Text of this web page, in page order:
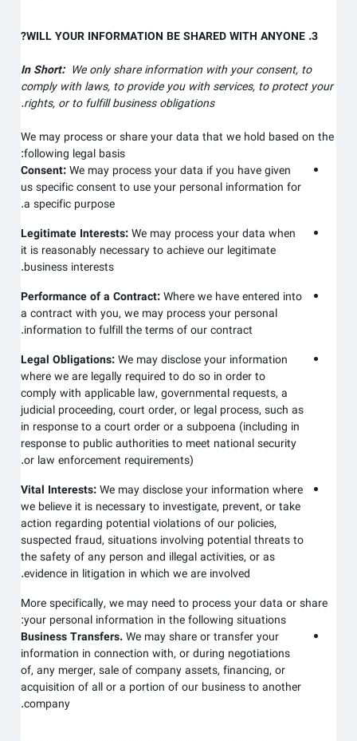
In Short:We only share information with your consent, to
comply with laws, to provide you with services, to protect your
rights, or to fulfill business obligations.
We may process or share your data that we hold based on the
following legal basis:
Consent:We may process your data if you have given
us specific consent to use your personal information for
a specific purpose.
Legitimate Interests:We may process your data when
it is reasonably necessary to achieve our legitimate
business interests.
Performance of a Contract:Where we have entered into
a contract with you, we may process your personal
information to fulfill the terms of our contract.
Legal Obligations:We may disclose your information
where we are legally required to do so in order to
comply with applicable law, governmental requests, a
judicial proceeding, court order, or legal process, such as
in response to a court order or a subpoena (including in
response to public authorities to meet national security
or law enforcement requirements).
Vital Interests:We may disclose your information where
we believe it is necessary to investigate, prevent, or take
action regarding potential violations of our policies,
suspected fraud, situations involving potential threats to
the safety of any person and illegal activities, or as
evidence in litigation in which we are involved.
More specifically, we may need to process your data or share
your personal information in the following situations:
Business Transfers.We may share or transfer your
information in connection with, or during negotiations
of, any merger, sale of company assets, financing, or
acquisition of all or a portion of our business to another
company.